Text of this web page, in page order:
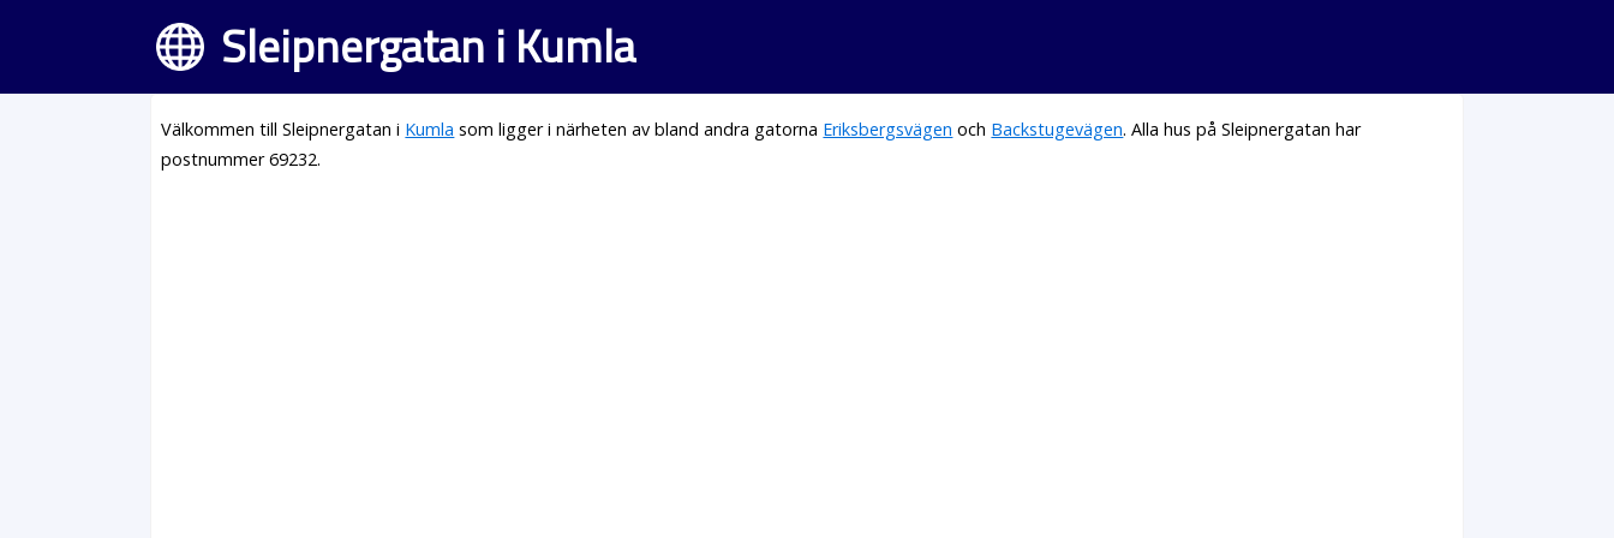
Sleipnergatan i Kumla
Välkommen till Sleipnergatan i Kumla som ligger i närheten av bland andra gatorna Eriksbergsvägen och Backstugevägen. Alla hus på Sleipnergatan har
postnummer 69232.